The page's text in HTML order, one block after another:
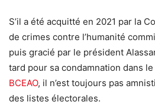
S’il a été acquitté en 2021 par la
de crimes contre l’humanité
puis gracié par le président
tard pour sa condamnation dans
BCEAO, il n’est toujours pas
des listes électorales.